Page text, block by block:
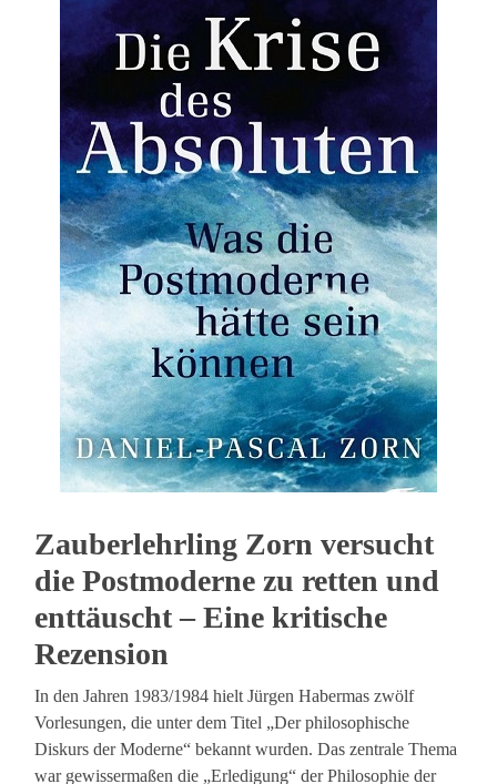
Zauberlehrling Zorn versucht
die Postmoderne zu retten und
enttäuscht – Eine kritische
Rezension
In den Jahren 1983/1984 hielt Jürgen Habermas zwölf
Vorlesungen, die unter dem Titel „Der philosophische
Diskurs der Moderne“ bekannt wurden. Das zentrale Thema
war gewissermaßen die „Erledigung“ der Philosophie der